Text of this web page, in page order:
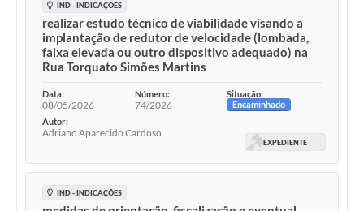
IND - INDICAÇÕES
realizar estudo técnico de viabilidade visando a
implantação de redutor de velocidade (lombada,
faixa elevada ou outro dispositivo adequado) na
Rua Torquato Simões Martins
Data:
08/05/2026
Número:
74/2026
Situação:
Encaminhado
Autor:
Adriano Aparecido Cardoso
EXPEDIENTE
IND - INDICAÇÕES